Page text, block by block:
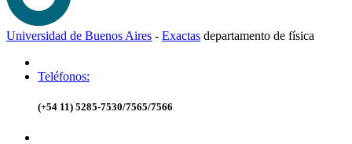
Universidad de Buenos Aires - Exactas departamento de física
Teléfonos:
(+54 11) 5285-7530/7565/7566